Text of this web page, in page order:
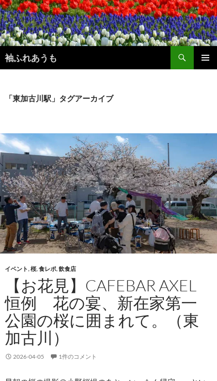
コ
ン
テ
ン
ツ
へ
袖ふれあうも
検
索
「東加古川駅」タグアーカイブ
イベント,桜,食レポ,飲食店
【お花見】CAFEBAR AXEL
恒例 花の宴、新在家第一
公園の桜に囲まれて。（東
加古川）
2026-04-05 1件のコメント